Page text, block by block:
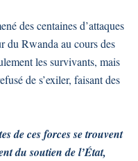
des centaines d’attaques
du Rwanda au cours des
les survivants, mais
de s’exiler, faisant des
de ces forces se trouvent
du soutien de l’État,